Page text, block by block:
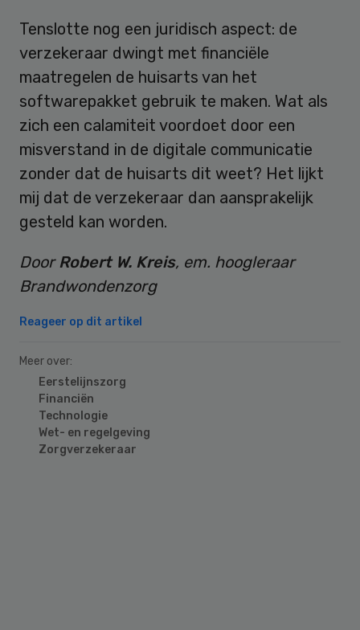
Tenslotte nog een juridisch aspect: de
verzekeraar dwingt met financiële
maatregelen de huisarts van het
softwarepakket gebruik te maken. Wat als
zich een calamiteit voordoet door een
misverstand in de digitale communicatie
zonder dat de huisarts dit weet? Het lijkt
mij dat de verzekeraar dan aansprakelijk
gesteld kan worden.
DoorRobert W. Kreis, em. hoogleraar
Brandwondenzorg
Reageer op dit artikel
Meer over:
Eerstelijnszorg
Financiën
Technologie
Wet- en regelgeving
Zorgverzekeraar